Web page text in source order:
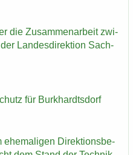
die Zu­sam­men­ar­beit zwi­
Lan­des­di­rek­ti­on Sach­
für Burk­hardts­dorf
ehe­ma­li­gen Di­rek­ti­ons­be­